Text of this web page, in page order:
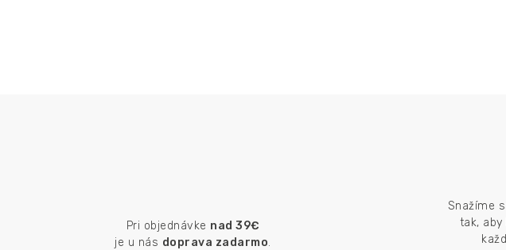
Pri objednávke nad 39€
je u nás doprava zadarmo.
Snažíme
tak, aby